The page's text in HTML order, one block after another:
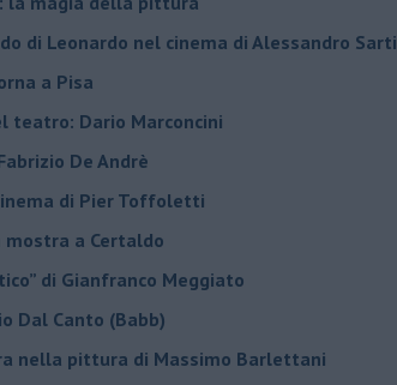
di Leonardo nel cinema di Alessandro Sarti
a Pisa
teatro: Dario Marconcini
De Andrè
di Pier Toffoletti
a Certaldo
di Gianfranco Meggiato
Dal Canto (Babb)
nella pittura di Massimo Barlettani